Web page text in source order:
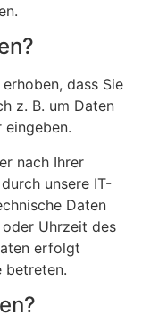
dass Sie
z. B. um Daten
eingeben.
nach Ihrer
unsere IT-
Daten
Uhrzeit des
erfolgt
betreten.